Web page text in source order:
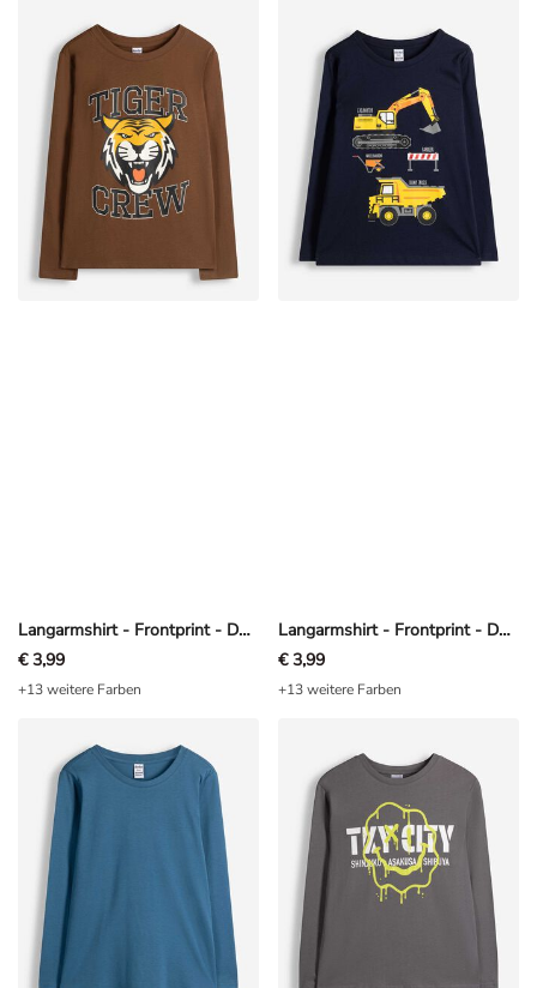
Langarmshirt - Frontprint - Dunkelbraun
€ 3,99
+13 weitere Farben
Langarmshirt - Frontprint - Dunkelblau
€ 3,99
+13 weitere Farben